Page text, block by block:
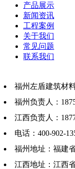
产品展示
新闻资讯
工程案例
关于我们
常见问题
联系我们
福州左盾建筑材
福州负责人：
江西负责人：
电话：400-902-
福州地址：福建
江西地址：江西